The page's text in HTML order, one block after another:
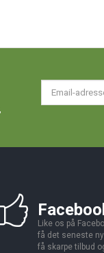
Like os på
få det seneste
få skarpe tilbud